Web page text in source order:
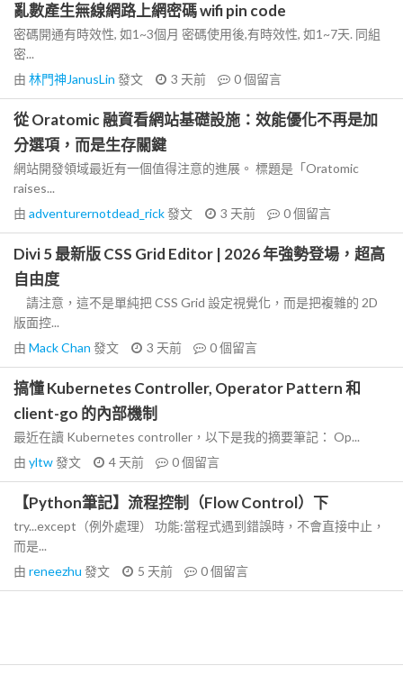
亂數產生無線網路上網密碼 wifi pin code
密碼開通有時效性, 如1~3個月 密碼使用後,有時效性, 如1~7天. 同組
密...
由 林門神JanusLin 發文 3 天前 0個留言
從 Oratomic 融資看網站基礎設施：效能優化不再是加
分選項，而是生存關鍵
網站開發領域最近有一個值得注意的進展。 標題是「Oratomic
raises...
由 adventurernotdead_rick發文 3 天前 0個留言
Divi 5 最新版 CSS Grid Editor | 2026 年強勢登場，超高
自由度
請注意，這不是單純把 CSS Grid 設定視覺化，而是把複雜的 2D
版面控...
由 Mack Chan 發文 3 天前 0個留言
搞懂 Kubernetes Controller, Operator Pattern 和
client-go 的內部機制
最近在讀 Kubernetes controller，以下是我的摘要筆記： Op...
由 yltw發文 4 天前 0個留言
【Python筆記】流程控制（Flow Control）下
try...except（例外處理） 功能:當程式遇到錯誤時，不會直接中止，
而是...
由 reneezhu 發文 5 天前 0個留言